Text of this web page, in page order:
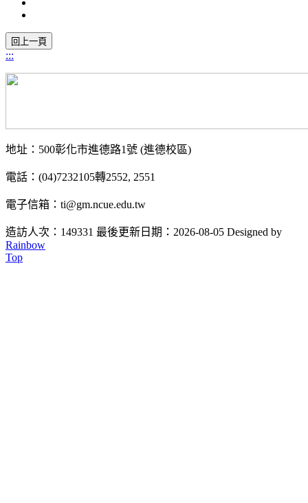
:::
地址：500彰化市進德路1號 (進德校區)
電話：(04)7232105轉2552, 2551
電子信箱：ti@gm.ncue.edu.tw
造訪人次：149331 最後更新日期：2026-08-05 Designed by
Rainbow
Top